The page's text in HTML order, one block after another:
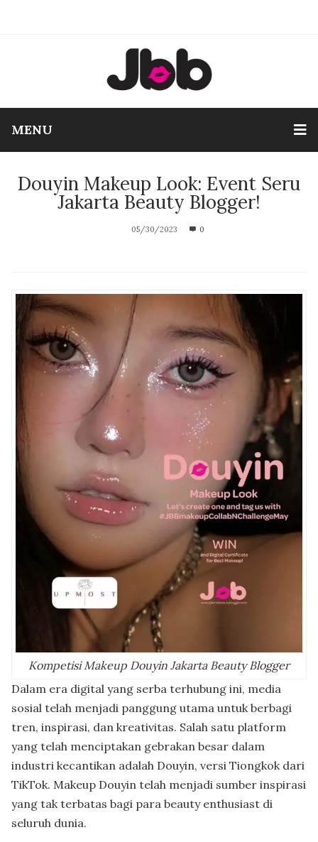
MENU
Douyin Makeup Look: Event Seru
Jakarta Beauty Blogger!
05/30/2023 0
Kompetisi Makeup Douyin Jakarta Beauty Blogger
Dalam era digital yang serba terhubung ini, media
sosial telah menjadi panggung utama untuk berbagi
tren, inspirasi, dan kreativitas. Salah satu platform
yang telah menciptakan gebrakan besar dalam
industri kecantikan adalah Douyin, versi Tiongkok dari
TikTok. Makeup Douyin telah menjadi sumber inspirasi
yang tak terbatas bagi para beauty enthusiast di
seluruh dunia.